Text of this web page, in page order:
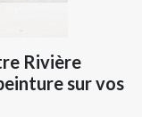
Rivière
sur vos